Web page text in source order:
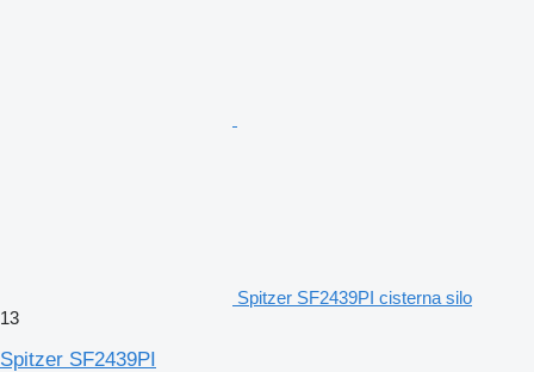
Spitzer SF2439PI cisterna silo
13
Spitzer SF2439PI